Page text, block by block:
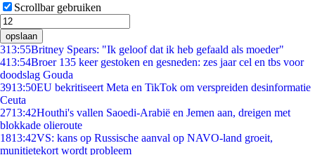
Scrollbar gebruiken
opslaan
313:55Britney Spears: "Ik geloof dat ik heb gefaald als moeder"
413:54Broer 135 keer gestoken en gesneden: zes jaar cel en tbs voor
doodslag Gouda
3913:50EU bekritiseert Meta en TikTok om verspreiden desinformatie
Ceuta
2713:42Houthi's vallen Saoedi-Arabië en Jemen aan, dreigen met
blokkade olieroute
1813:42VS: kans op Russische aanval op NAVO-land groeit,
munitietekort wordt probleem